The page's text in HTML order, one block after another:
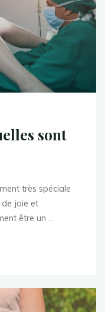
sont
très spéciale
de joie et
être un …